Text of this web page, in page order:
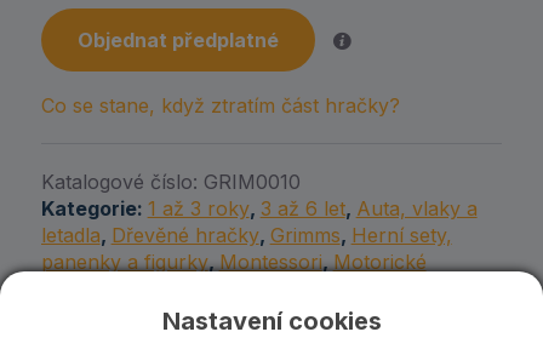
Objednat předplatné
Co se stane, když ztratím část hračky?
Katalogové číslo: GRIM0010
Kategorie: 1 až 3 roky, 3 až 6 let, Auta, vlaky a
letadla, Dřevěné hračky, Grimms, Herní sety,
panenky a figurky,Montessori,Motorické
Nastavení cookies